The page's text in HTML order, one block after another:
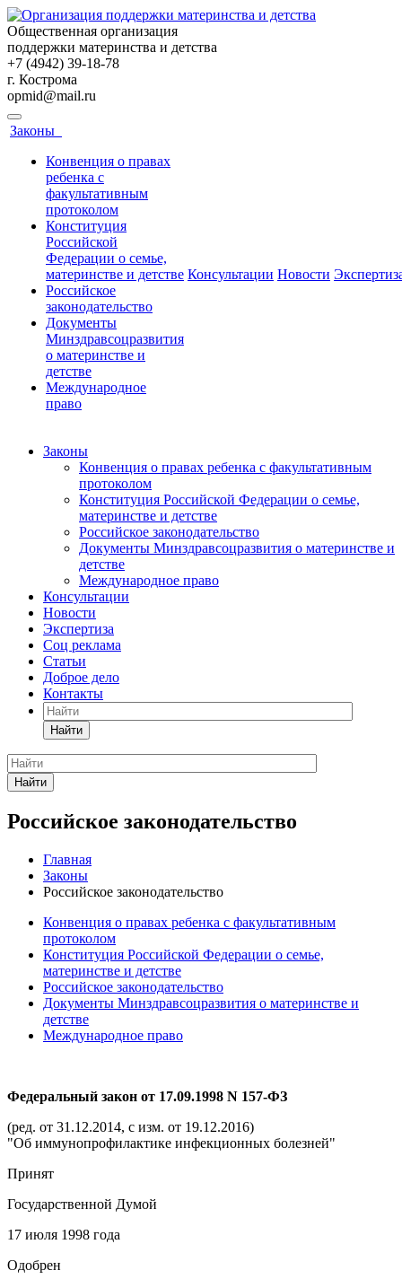
Общественная организация
поддержки материнства и детства
+7 (4942) 39-18-78
г. Кострома
opmid@mail.ru
Законы
Конвенция о правах
ребенка с
факультативным
протоколом
Конституция
Российской
Федерации о семье,
материнстве и детстве
Российское
законодательство
Документы
Минздравсоцразвития
о материнстве и
детстве
Международное
право
Консультации Новости
Законы
Конвенция о правах ребенка с факультативным
протоколом
Конституция Российской Федерации о семье,
материнстве и детстве
Российское законодательство
Документы Минздравсоцразвития о материнстве и
детстве
Международное право
Консультации
Новости
Экспертиза
Соц реклама
Статьи
Доброе дело
Контакты
Найти
Найти
Российское законодательство
Главная
Законы
Российское законодательство
Конвенция о правах ребенка с факультативным
протоколом
Конституция Российской Федерации о семье,
материнстве и детстве
Российское законодательство
Документы Минздравсоцразвития о материнстве и
детстве
Международное право
Федеральный закон от 17.09.1998 N 157-ФЗ
(ред. от 31.12.2014, с изм. от 19.12.2016)
"Об иммунопрофилактике инфекционных болезней"
Принят
Государственной Думой
17 июля 1998 года
Одобрен